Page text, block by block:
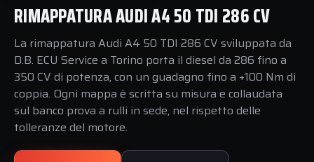
RIMAPPATURA AUDI A4 50 TDI 286 CV
La rimappatura Audi A4 50 TDI 286 CV sviluppata da
D.B. ECU Service a Torino porta il diesel da 286 fino a
350 CV di potenza, con un guadagno fino a +100 Nm di
coppia. Ogni mappa è scritta su misura e collaudata
sul banco prova a rulli in sede, nel rispetto delle
tolleranze del motore.